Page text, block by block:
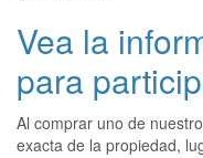
Vea la
para
Al comprar uno de
exacta de la propiedad,